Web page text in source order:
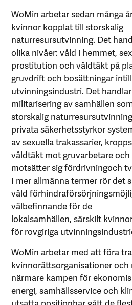
WoMin arbetar sedan många
kvinnor kopplat till storskalig
naturresursutvinning. Det
olika nivåer: våld i hemmet,
prostitution och våldtäkt på
gruvdrift och bosättningar
utvinningsindustri. Det
militarisering av samhällen
storskalig
privata säkerhetsstyrkor
av sexuella trakassarier,
våldtäkt mot gruvarbetare
motsätter sig fördrivningoch
I mer allmänna termer rör det
våld
välbefinnande för de
lokalsamhällen, särskilt
för rovgiriga
WoMin arbetar med att föra
kvinnorättsorganisationer och
närmare kampen för
energi, samhällsservice och